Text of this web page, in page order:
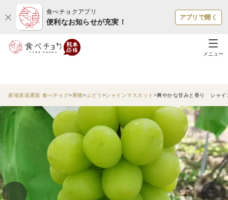
食べチョクアプリ
便利なお知らせが充実！
アプリで開く
メニュー
産地直送通販 食べチョク 果物 ぶどう シャインマスカット 爽やかな甘みと香り シャ